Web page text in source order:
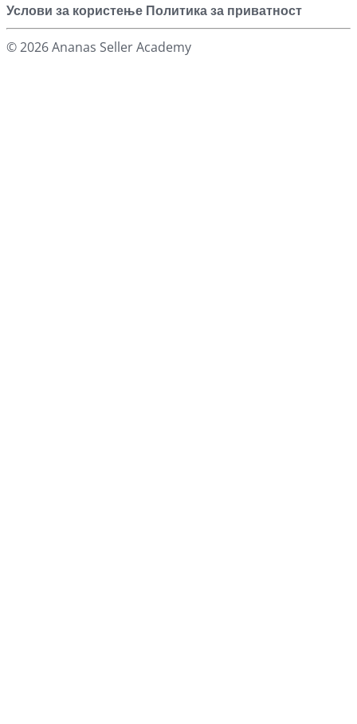
Услови за користење Политика за приватност
© 2026 Ananas Seller Academy